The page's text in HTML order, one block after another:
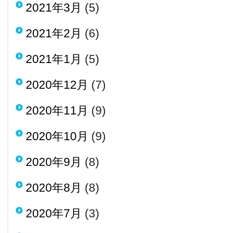
2021年3月 (5)
2021年2月 (6)
2021年1月 (5)
2020年12月 (7)
2020年11月 (9)
2020年10月 (9)
2020年9月 (8)
2020年8月 (8)
2020年7月 (3)